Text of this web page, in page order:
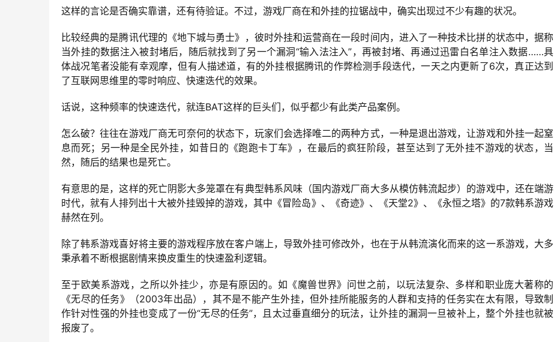
这样的言论是否确实靠谱，还有待验证。不过，游戏厂商在和外挂的拉锯战中，确实出现过不少有趣的状况。
比较经典的是腾讯代理的《地下城与勇士》，彼时外挂和运营商在一段时间内，进入了一种技术比拼的状态中，据称
当外挂的数据注入被封堵后，随后就找到了另一个漏洞“输入法注入”，再被封堵、再通过迅雷白名单注入数据……具
体战况笔者没能有幸观摩，但有人描述道，有的外挂根据腾讯的作弊检测手段迭代，一天之内更新了6次，真正达到
了互联网思维里的零时响应、快速迭代的效果。
话说，这种频率的快速迭代，就连BAT这样的巨头们，似乎都少有此类产品案例。
怎么破？往往在游戏厂商无可奈何的状态下，玩家们会选择唯二的两种方式，一种是退出游戏，让游戏和外挂一起窒
息而死；另一种是全民外挂，如昔日的《跑跑卡丁车》，在最后的疯狂阶段，甚至达到了无外挂不游戏的状态，当
然，随后的结果也是死亡。
有意思的是，这样的死亡阴影大多笼罩在有典型韩系风味（国内游戏厂商大多从模仿韩流起步）的游戏中，还在端游
时代，就有人排列出十大被外挂毁掉的游戏，其中《冒险岛》、《奇迹》、《天堂2》、《永恒之塔》的7款韩系游戏
赫然在列。
除了韩系游戏喜好将主要的游戏程序放在客户端上，导致外挂可修改外，也在于从韩流演化而来的这一系游戏，大多
秉承着不断根据剧情来换皮重生的快速盈利逻辑。
至于欧美系游戏，之所以外挂少，亦是有原因的。如《魔兽世界》问世之前，以玩法复杂、多样和职业庞大著称的
《无尽的任务》（2003年出品），其不是不能产生外挂，但外挂所能服务的人群和支持的任务实在太有限，导致制
作针对性强的外挂也变成了一份“无尽的任务”，且太过垂直细分的玩法，让外挂的漏洞一旦被补上，整个外挂也就被
报废了。